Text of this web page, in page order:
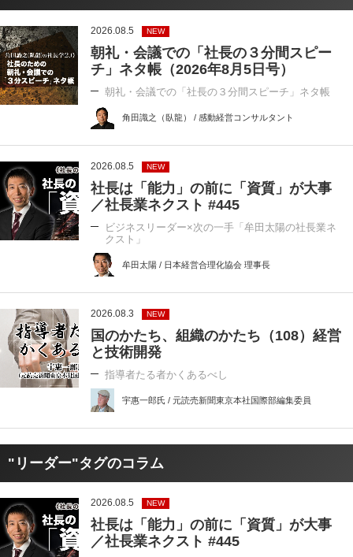
2026.08.5 NEW
朝礼・会議での「社長の３分間スピー
チ」ネタ帳（2026年8月5日号）
朝礼・会議での「社長の３分間スピーチ」ネタ帳
角田識之（臥龍） / 感動経営コンサルタント
2026.08.5 NEW
社長は「能力」の前に「資質」が大事
／社長業ネクスト #445
ビジネスリーダー×次の一手「牟田太陽の社長業ネ
クスト」
牟田太陽 / 日本経営合理化協会 理事長
2026.08.3 NEW
国のかたち、組織のかたち（108）経営
と技術開発
指導者たる者かくあるべし
宇惠一郎氏 / 元読売新聞東京本社国際部編集委員
"リーダー"タグのコラム
2026.08.5 NEW
社長は「能力」の前に「資質」が大事
／社長業ネクスト #445